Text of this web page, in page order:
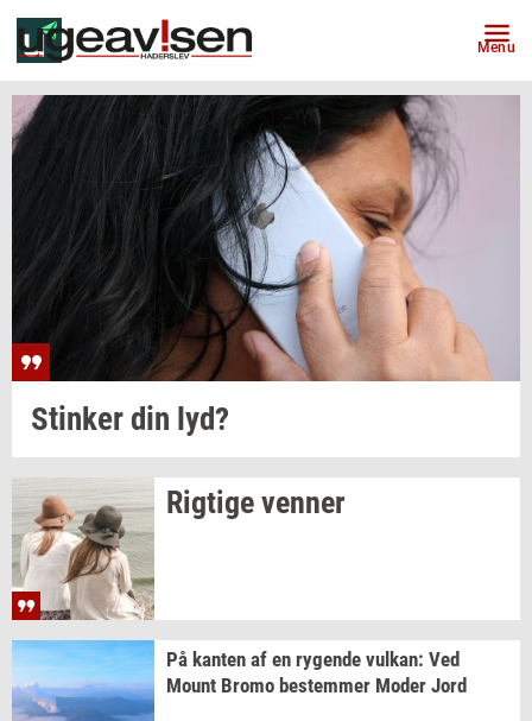
Menu
Stin­kerdin lyd?
Rig­ti­ge ven­ner
På kan­ten af en ry­gen­de vulkan: Ved
Mount Bromo be­stem­mer Moder Jord